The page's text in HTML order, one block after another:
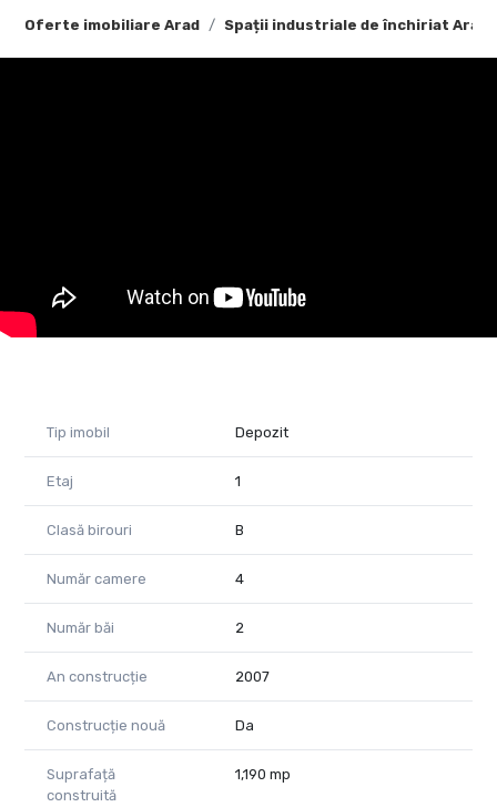
Oferte imobiliare Arad Spații industriale de închiriat Arad
- Acces TIR
Raluca Marinescu
Consultant imobiliar PropertyLab
raluca.marinescu@propertylab.ro
Tip imobil Depozit
Etaj 1
Clasă birouri B
Număr camere 4
Număr băi 2
An construcție 2007
Construcție nouă Da
Suprafață
construită
1,190 mp